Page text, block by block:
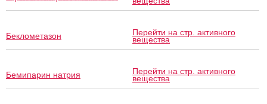
Беклометазон Перейти на стр. активного
вещества
Бемипарин натрия Перейти на стр. активного
вещества